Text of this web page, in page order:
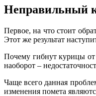
Неправильный
Первое, на что стоит
Этот же результат
Почему гибнут курицы от
наоборот –
Чаще всего данная
изменения помета